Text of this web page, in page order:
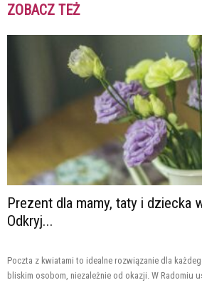
ZOBACZ TEŻ
Prezent dla mamy, taty i dziecka
Odkryj...
Poczta z kwiatami to idealne rozwiązanie dla
bliskim osobom, niezależnie od okazji. W Radomiu